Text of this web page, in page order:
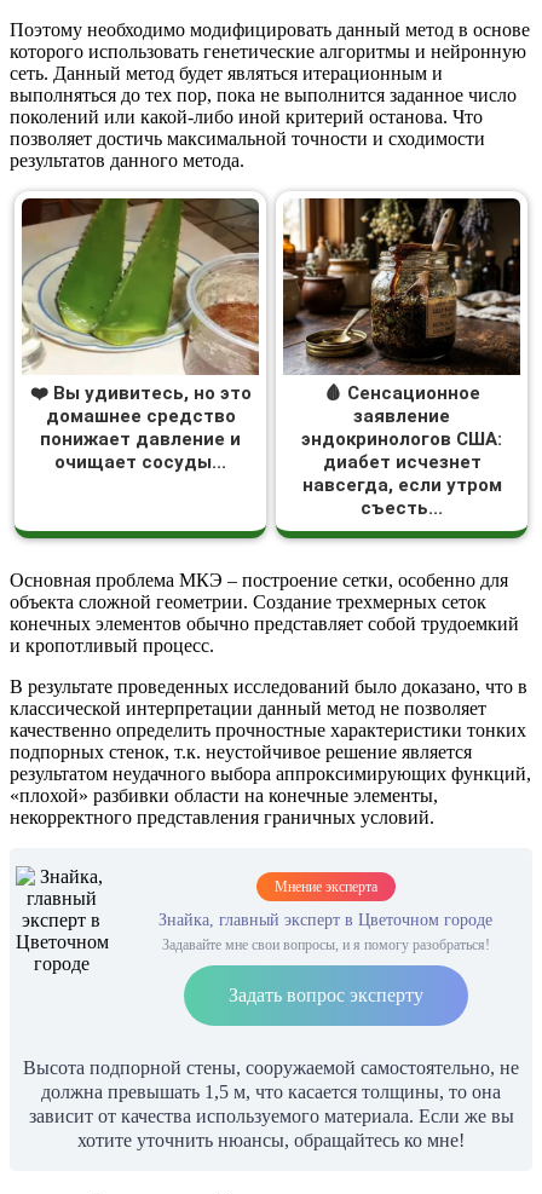
Поэтому необходимо модифицировать данный метод в основе
которого использовать генетические алгоритмы и нейронную
сеть. Данный метод будет являться итерационным и
выполняться до тех пор, пока не выполнится заданное число
поколений или какой-либо иной критерий останова. Что
позволяет достичь максимальной точности и сходимости
результатов данного метода.
❤️ Вы удивитесь, но это
домашнее средство
понижает давление и
очищает сосуды...
🩸 Сенсационное
заявление
эндокринологов США:
диабет исчезнет
навсегда, если утром
съесть...
Основная проблема МКЭ – построение сетки, особенно для
объекта сложной геометрии. Создание трехмерных сеток
конечных элементов обычно представляет собой трудоемкий
и кропотливый процесс.
В результате проведенных исследований было доказано, что в
классической интерпретации данный метод не позволяет
качественно определить прочностные характеристики тонких
подпорных стенок, т.к. неустойчивое решение является
результатом неудачного выбора аппроксимирующих функций,
«плохой» разбивки области на конечные элементы,
некорректного представления граничных условий.
Мнение эксперта
Знайка, главный эксперт в Цветочном городе
Задавайте мне свои вопросы, и я помогу разобраться!
Задать вопрос эксперту
Высота подпорной стены, сооружаемой самостоятельно, не
должна превышать 1,5 м, что касается толщины, то она
зависит от качества используемого материала. Если же вы
хотите уточнить нюансы, обращайтесь ко мне!